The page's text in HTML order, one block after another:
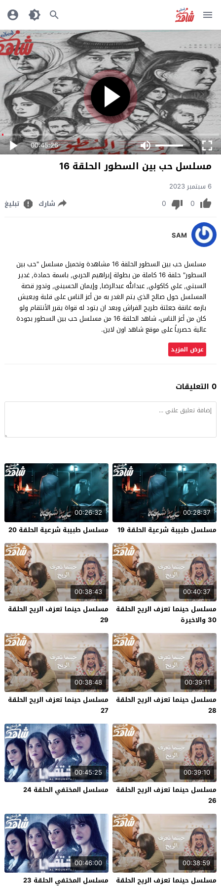
00:45:26
مسلسل حب بين السطور الحلقة 16
6 سبتمبر 2023
0
0 شارك تبليغ
SAM
مسلسل حب بين السطور الحلقة 16 مشاهدة وتحميل مسلسل "حب بين
السطور" حلقة 16 كاملة من بطولة إبراهيم الحربي, باسمة حمادة, غدير
السبتي, علي كاكولي, عبدالله عبدالرضا, وإيمان الحسيني, وتدور قصة
المسلسل حول صالح الذي يتم الغدر به من أعز الناس على قلبة ويعيش
بازمه غانقة جعلتة طريح الفراش وبعد ان يتود له قواة يقرر الأنتقام ولو
كان من أعز الناس، شاهد الحلقة 16 من مسلسل حب بين السطور بجودة
عالية حصرياً على موقع شاهد اون لاين.
عرض المزيد
0 التعليقات
00:28:37
مسلسل طبيبة شرعية الحلقة 19
00:26:32
مسلسل طبيبة شرعية الحلقة 20
00:40:37
مسلسل حينما تعزف الريح الحلقة
30 والاخيرة
00:38:43
مسلسل حينما تعزف الريح الحلقة
29
00:39:11
مسلسل حينما تعزف الريح الحلقة
28
00:38:48
مسلسل حينما تعزف الريح الحلقة
27
00:39:10
مسلسل حينما تعزف الريح الحلقة
26
00:45:25
مسلسل المختفي الحلقة 24
00:38:59
مسلسل حينما تعزف الريح الحلقة
00:46:00
مسلسل المختفي الحلقة 23